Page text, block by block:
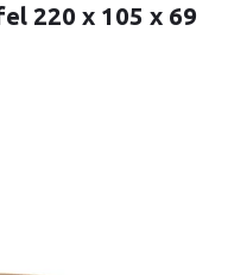
220 x 105 x 69